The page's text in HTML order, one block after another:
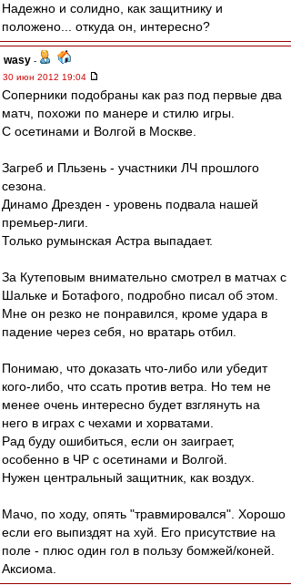
Надежно и солидно, как защитнику и
положено... откуда он, интересно?
wasy -
30 июн 2012 19:04
Соперники подобраны как раз под первые два
матч, похожи по манере и стилю игры.
С осетинами и Волгой в Москве.
Загреб и Пльзень - участники ЛЧ прошлого
сезона.
Динамо Дрезден - уровень подвала нашей
премьер-лиги.
Только румынская Астра выпадает.
За Кутеповым внимательно смотрел в матчах с
Шальке и Ботафого, подробно писал об этом.
Мне он резко не понравился, кроме удара в
падение через себя, но вратарь отбил.
Понимаю, что доказать что-либо или убедит
кого-либо, что ссать против ветра. Но тем не
менее очень интересно будет взглянуть на
него в играх с чехами и хорватами.
Рад буду ошибиться, если он заиграет,
особенно в ЧР с осетинами и Волгой.
Нужен центральный защитник, как воздух.
Мачо, по ходу, опять "травмировался". Хорошо
если его выпиздят на хуй. Его присутствие на
поле - плюс один гол в пользу бомжей/коней.
Аксиома.